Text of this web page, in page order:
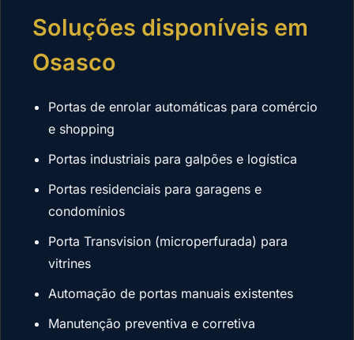
Soluções disponíveis em
Osasco
Portas de enrolar automáticas para comércio
e shopping
Portas industriais para galpões e logística
Portas residenciais para garagens e
condomínios
Porta Transvision (microperfurada) para
vitrines
Automação de portas manuais existentes
Manutenção preventiva e corretiva